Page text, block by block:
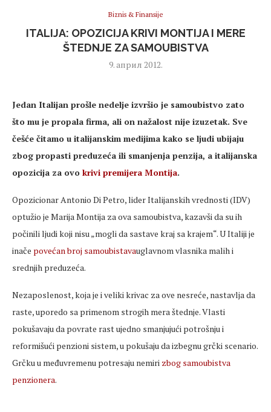
Biznis & Finansije
ITALIJA: OPOZICIJA KRIVI MONTIJA I MERE
ŠTEDNJE ZA SAMOUBISTVA
9. април 2012.
Jedan Italijan prošle nedelje izvršio je samoubistvo zato
što mu je propala firma, ali on nažalost nije izuzetak. Sve
češće čitamo u italijanskim medijima kako se ljudi ubijaju
zbog propasti preduzeća ili smanjenja penzija, a italijanska
opozicija za ovo krivi premijera Montija.
Opozicionar Antonio Di Petro, lider Italijanskih vrednosti (IDV)
optužio je Marija Montija za ova samoubistva, kazavši da su ih
počinili ljudi koji nisu „mogli da sastave kraj sa krajem“. U Italiji je
inače povećan broj samoubistavauglavnom vlasnika malih i
srednjih preduzeća.
Nezaposlenost, koja je i veliki krivac za ove nesreće, nastavlja da
raste, uporedo sa primenom strogih mera štednje. Vlasti
pokušavaju da povrate rast ujedno smanjujući potrošnju i
reformišući penzioni sistem, u pokušaju da izbegnu grčki scenario.
Grčku u međuvremenu potresaju nemiri zbog samoubistva
penzionera.